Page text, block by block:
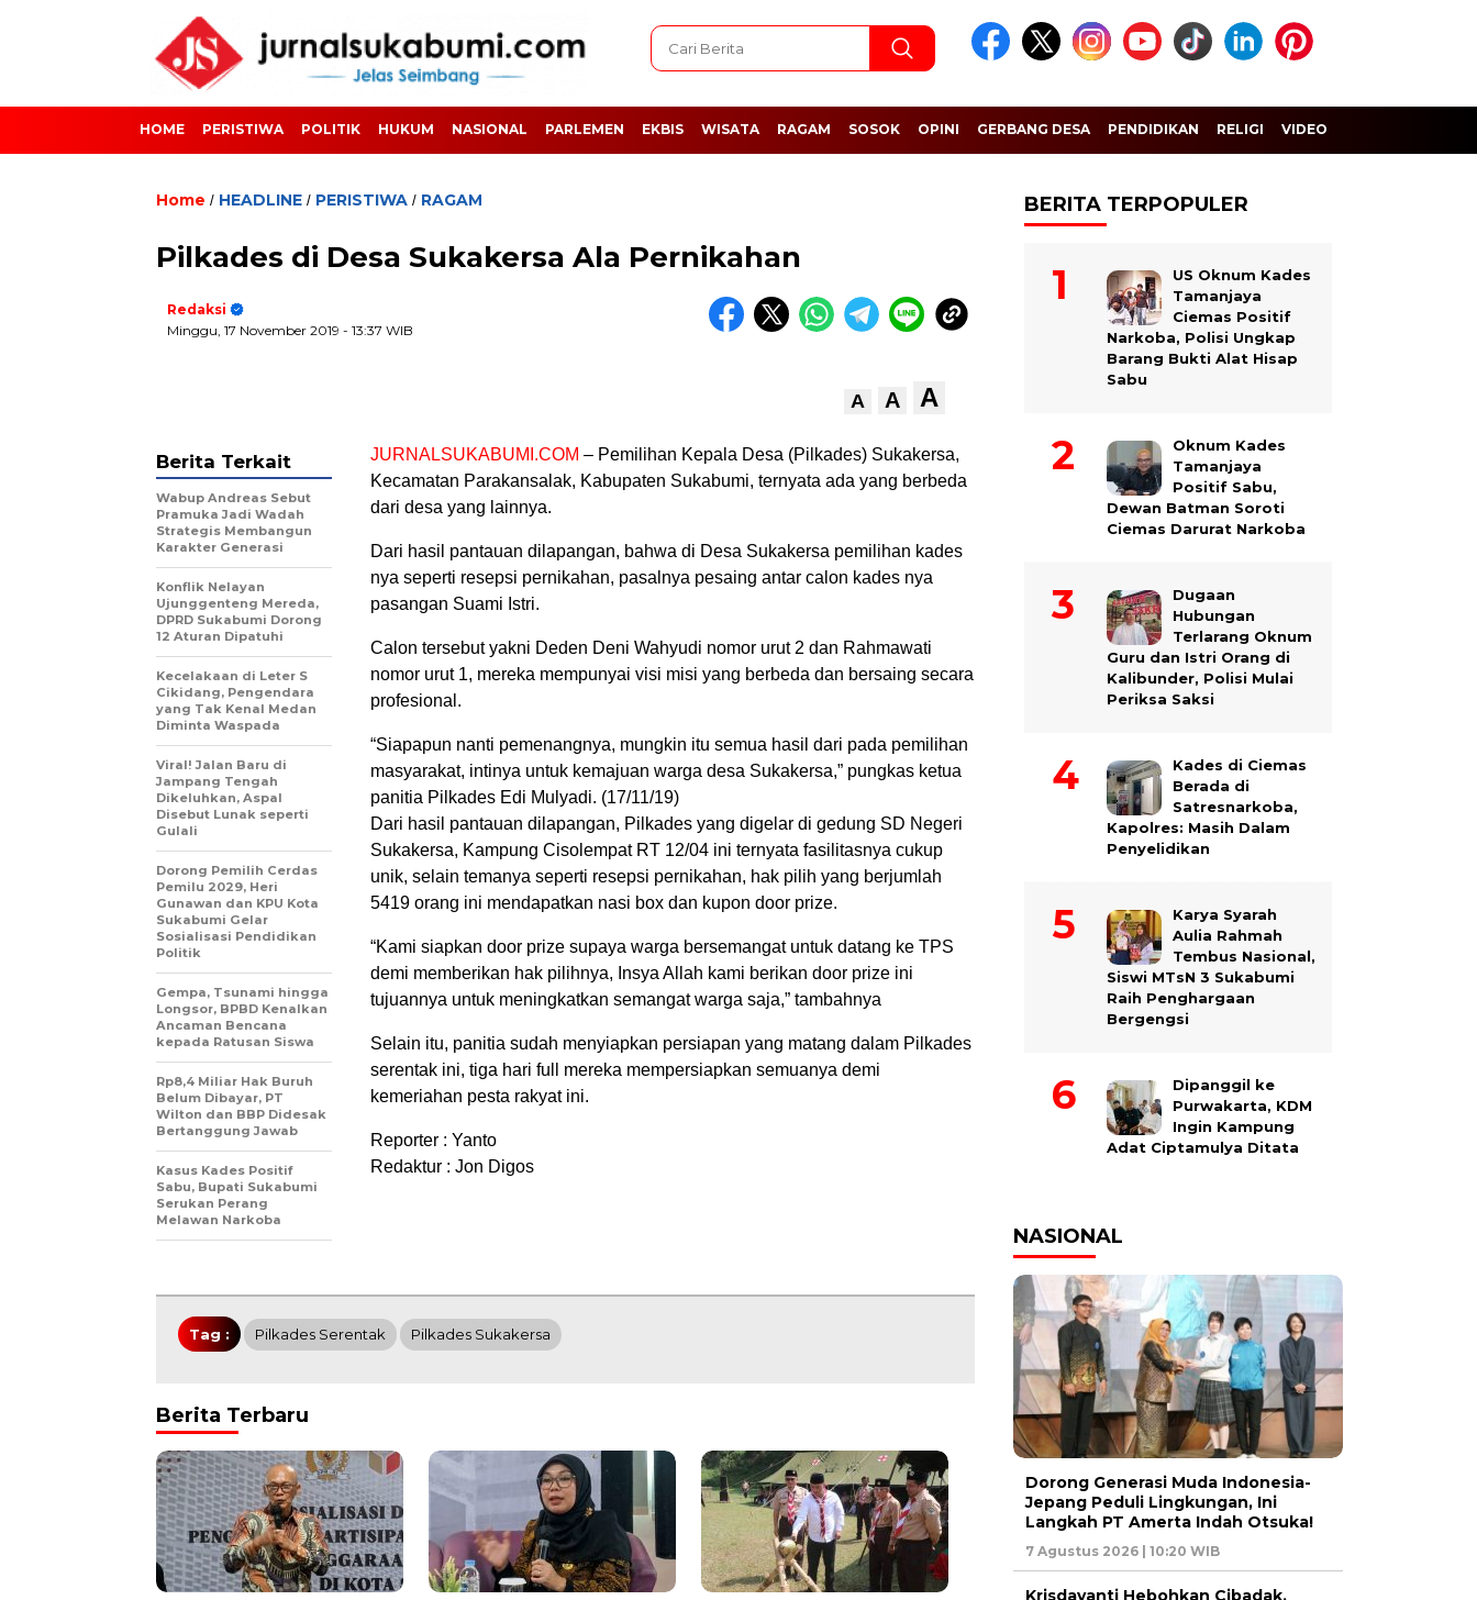
HOME PERISTIWA POLITIK HUKUM NASIONAL PARLEMEN EKBIS WISATA RAGAM SOSOK OPINI GERBANG DESA PENDIDIKAN RELIGI VIDEO
Home / HEADLINE / PERISTIWA / RAGAM
Pilkades di Desa Sukakersa Ala Pernikahan
Redaksi
Minggu, 17 November 2019 - 13:37 WIB
A A A
JURNALSUKABUMI.COM – Pemilihan Kepala Desa (Pilkades) Sukakersa,
Kecamatan Parakansalak, Kabupaten Sukabumi, ternyata ada yang berbeda
dari desa yang lainnya.
Dari hasil pantauan dilapangan, bahwa di Desa Sukakersa pemilihan kades
nya seperti resepsi pernikahan, pasalnya pesaing antar calon kades nya
pasangan Suami Istri.
Calon tersebut yakni Deden Deni Wahyudi nomor urut 2 dan Rahmawati
nomor urut 1, mereka mempunyai visi misi yang berbeda dan bersaing secara
profesional.
“Siapapun nanti pemenangnya, mungkin itu semua hasil dari pada pemilihan
masyarakat, intinya untuk kemajuan warga desa Sukakersa,” pungkas ketua
panitia Pilkades Edi Mulyadi. (17/11/19)
Dari hasil pantauan dilapangan, Pilkades yang digelar di gedung SD Negeri
Sukakersa, Kampung Cisolempat RT 12/04 ini ternyata fasilitasnya cukup
unik, selain temanya seperti resepsi pernikahan, hak pilih yang berjumlah
5419 orang ini mendapatkan nasi box dan kupon door prize.
“Kami siapkan door prize supaya warga bersemangat untuk datang ke TPS
demi memberikan hak pilihnya, Insya Allah kami berikan door prize ini
tujuannya untuk meningkatkan semangat warga saja,” tambahnya
Selain itu, panitia sudah menyiapkan persiapan yang matang dalam Pilkades
serentak ini, tiga hari full mereka mempersiapkan semuanya demi
kemeriahan pesta rakyat ini.
Reporter : Yanto
Redaktur : Jon Digos
Berita Terkait
Wabup Andreas Sebut
Pramuka Jadi Wadah
Strategis Membangun
Karakter Generasi ‎
Konflik Nelayan
Ujunggenteng Mereda,
DPRD Sukabumi Dorong
12 Aturan Dipatuhi
Kecelakaan di Leter S
Cikidang, Pengendara
yang Tak Kenal Medan
Diminta Waspada
Viral! Jalan Baru di
Jampang Tengah
Dikeluhkan, Aspal
Disebut Lunak seperti
Gulali
Dorong Pemilih Cerdas
Pemilu 2029, Heri
Gunawan dan KPU Kota
Sukabumi Gelar
Sosialisasi Pendidikan
Politik
Gempa, Tsunami hingga
Longsor, BPBD Kenalkan
Ancaman Bencana
kepada Ratusan Siswa
Rp8,4 Miliar Hak Buruh
Belum Dibayar, PT
Wilton dan BBP Didesak
Bertanggung Jawab
Kasus Kades Positif
Sabu, Bupati Sukabumi
Serukan Perang
Melawan Narkoba
Tag : Pilkades Serentak Pilkades Sukakersa
Berita Terbaru
BERITA TERPOPULER
US Oknum Kades
Tamanjaya
Ciemas Positif
Narkoba, Polisi Ungkap
Barang Bukti Alat Hisap
Sabu
Oknum Kades
Tamanjaya
Positif Sabu,
Dewan Batman Soroti
Ciemas Darurat Narkoba
Dugaan
Hubungan
Terlarang Oknum
Guru dan Istri Orang di
Kalibunder, Polisi Mulai
Periksa Saksi
Kades di Ciemas
Berada di
Satresnarkoba,
Kapolres: Masih Dalam
Penyelidikan
Karya Syarah
Aulia Rahmah
Tembus Nasional,
Siswi MTsN 3 Sukabumi
Raih Penghargaan
Bergengsi
Dipanggil ke
Purwakarta, KDM
Ingin Kampung
Adat Ciptamulya Ditata
NASIONAL
Dorong Generasi Muda Indonesia-
Jepang Peduli Lingkungan, Ini
Langkah PT Amerta Indah Otsuka!
7 Agustus 2026 | 10:20 WIB
Krisdayanti Hebohkan Cibadak,